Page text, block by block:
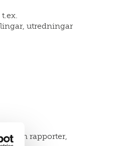
utredningar
rapporter,